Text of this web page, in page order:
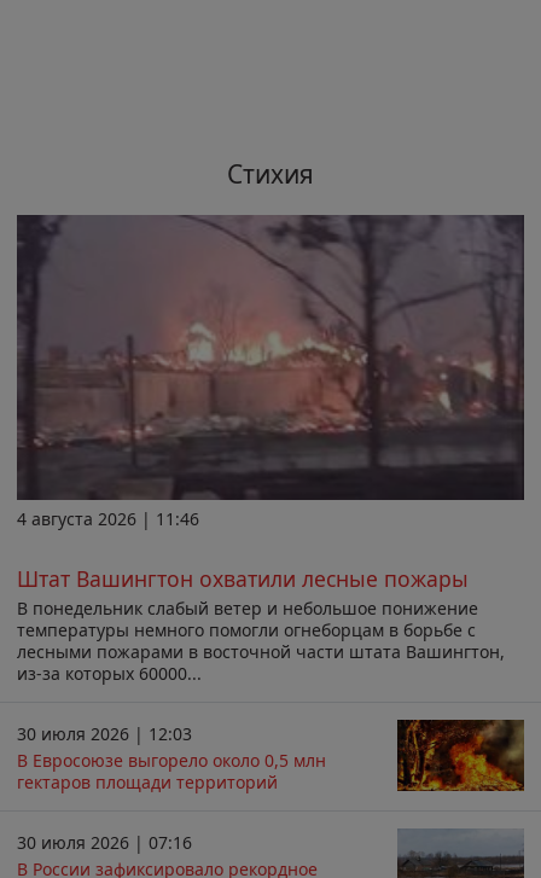
Стихия
4 августа 2026 | 11:46
Штат Вашингтон охватили лесные пожары
В понедельник слабый ветер и небольшое понижение
температуры немного помогли огнеборцам в борьбе с
лесными пожарами в восточной части штата Вашингтон,
из-за которых 60000...
30 июля 2026 | 12:03
В Евросоюзе выгорело около 0,5 млн
гектаров площади территорий
30 июля 2026 | 07:16
В России зафиксировало рекордное